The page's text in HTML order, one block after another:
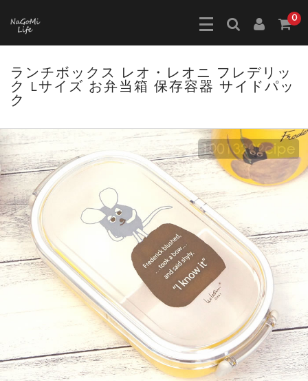
0
ランチボックス レオ・レオニ フレデリッ
ク Lサイズ お弁当箱 保存容器 サイドパッ
ク